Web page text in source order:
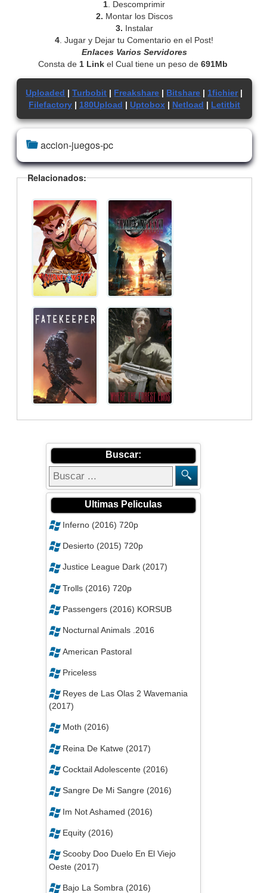
1. Descomprimir
2. Montar los Discos
3. Instalar
4. Jugar y Dejar tu Comentario en el Post!
Enlaces Varios Servidores
Consta de1 Linkel Cual tiene un peso de691Mb
Uploaded |Turbobit | Freakshare | Bitshare | 1fichier|
Filefactory| 180Upload | Uptobox| Netload | Letitbit
accion-juegos-pc
Relacionados:
Buscar:
Ultimas Peliculas
Inferno (2016) 720p
Desierto (2015) 720p
Justice League Dark (2017)
Trolls (2016) 720p
Passengers (2016) KORSUB
Nocturnal Animals .2016
American Pastoral
Priceless
Reyes de Las Olas 2 Wavemania
(2017)
Moth (2016)
Reina De Katwe (2017)
Cocktail Adolescente (2016)
Sangre De Mi Sangre (2016)
Im Not Ashamed (2016)
Equity (2016)
Scooby Doo Duelo En El Viejo
Oeste (2017)
Bajo La Sombra (2016)